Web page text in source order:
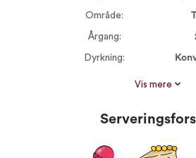
Område:
Årgang:
Dyrkning:
Proptype:
Vis mere